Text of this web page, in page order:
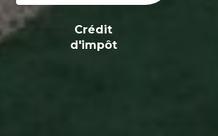
Crédit
d'impôt